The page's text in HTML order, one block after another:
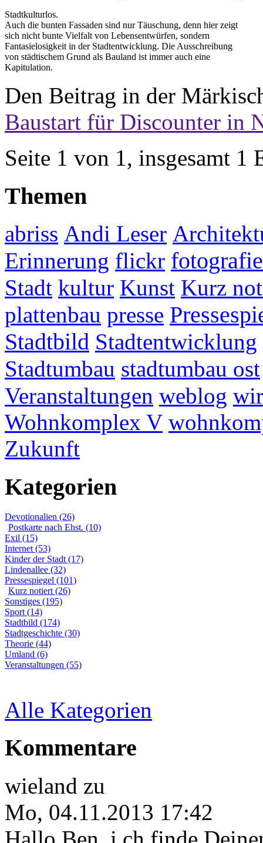
Stadtkulturlos.
Auch die bunten Fassaden sind nur Täuschung, denn hier zeigt
sich nicht bunte Vielfalt von Lebensentwürfen, sondern
Fantasielosigkeit in der Stadtentwicklung. Die Ausschreibung
von städtischem Grund als Bauland ist immer auch eine
Kapitulation.
Den Beitrag in der
Baustart für Discounter in
Seite 1 von 1, insgesamt 1
Themen
abriss Andi Leser
Erinnerung flickr fotografie
Stadt kultur Kunst Kurz
plattenbau presse
Stadtbild Stadtentwicklung
Stadtumbau stadtumbau ost
Veranstaltungen weblog
Wohnkomplex V
Zukunft
Kategorien
Devotionalien (26)
Postkarte nach Ehst. (10)
Exil (15)
Internet (53)
Kinder der Stadt (17)
Lindenallee (32)
Pressespiegel (101)
Kurz notiert (26)
Sonstiges (195)
Sport (14)
Stadtbild (174)
Stadtgeschichte (30)
Theorie (44)
Umland (6)
Veranstaltungen (55)
Alle Kategorien
Kommentare
wieland zu
Mo, 04.11.2013 17:42